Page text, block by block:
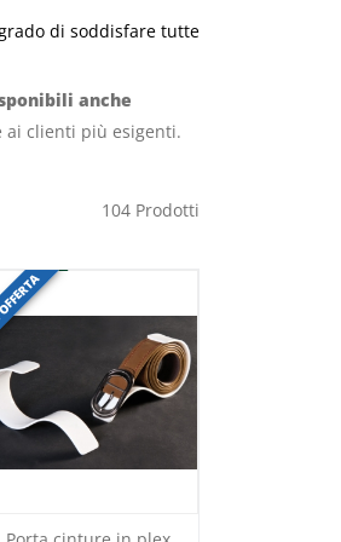
di soddisfare tutte
anche
clienti più esigenti.
104 Prodotti